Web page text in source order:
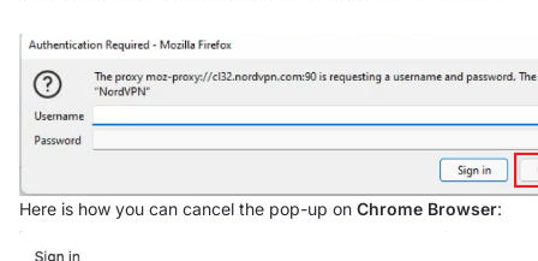
Here is how you can cancel the pop-up on Chrome Browser: